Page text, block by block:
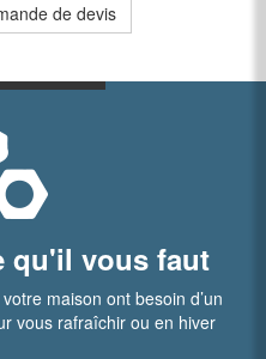
de devis
qu'il vous faut
maison ont besoin d’un
vous rafraîchir ou en hiver